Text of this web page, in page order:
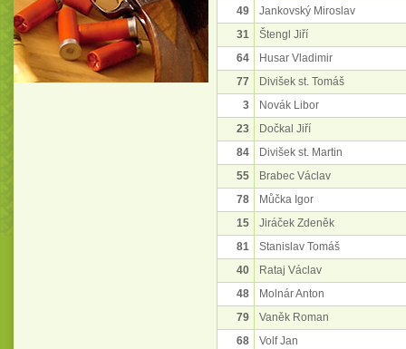
49
Jankovský Miroslav
31
Štengl Jiří
64
Husar Vladimir
77
Divišek st. Tomáš
3
Novák Libor
23
Dočkal Jiří
84
Divišek st. Martin
55
Brabec Václav
78
Můčka Igor
15
Jiráček Zdeněk
81
Stanislav Tomáš
40
Rataj Václav
48
Molnár Anton
79
Vaněk Roman
68
Volf Jan